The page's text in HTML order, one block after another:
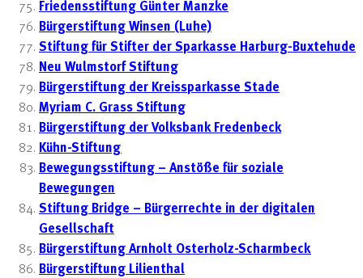
Friedensstiftung Günter Manzke
Bürgerstiftung Winsen (Luhe)
Stiftung für Stifter der Sparkasse Harburg-Buxtehude
Neu Wulmstorf Stiftung
Bürgerstiftung der Kreissparkasse Stade
Myriam C. Grass Stiftung
Bürgerstiftung der Volksbank Fredenbeck
Kühn-Stiftung
Bewegungsstiftung – Anstöße für soziale
Bewegungen
Stiftung Bridge – Bürgerrechte in der digitalen
Gesellschaft
Bürgerstiftung Arnholt Osterholz-Scharmbeck
Bürgerstiftung Lilienthal